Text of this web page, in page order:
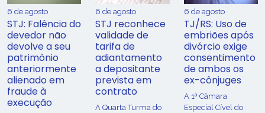
6 de agosto
STJ: Falência do
devedor não
devolve a seu
patrimônio
anteriormente
alienado em
fraude à
execução
6 de agosto
STJ reconhece
validade de
tarifa de
adiantamento
a depositante
prevista em
contrato
A Quarta Turma do
6 de agosto
TJ/RS: Uso de
embriões após
divórcio exige
consentimento
de ambos os
ex-cônjuges
A 1ª Câmara
Especial Cível do